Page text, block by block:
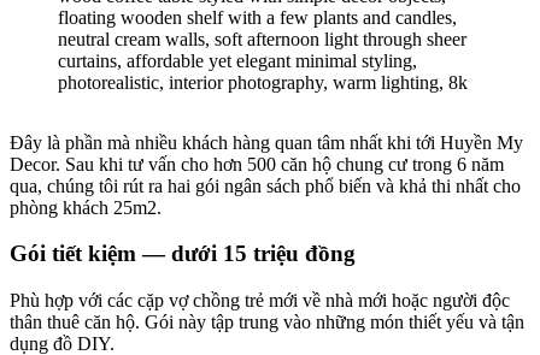
Đây là phần mà nhiều khách hàng quan tâm nhất khi tới Huyền My
Decor. Sau khi tư vấn cho hơn 500 căn hộ chung cư trong 6 năm
qua, chúng tôi rút ra hai gói ngân sách phổ biến và khả thi nhất cho
phòng khách 25m2.
Gói tiết kiệm — dưới 15 triệu đồng
Phù hợp với các cặp vợ chồng trẻ mới về nhà mới hoặc người độc
thân thuê căn hộ. Gói này tập trung vào những món thiết yếu và tận
dụng đồ DIY.